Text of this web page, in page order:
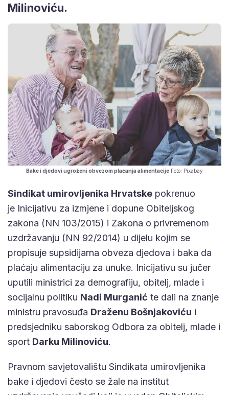
Milinoviću.
Bake i djedovi ugroženi obvezom plaćanja alimentacije Foto: Pixabay
Sindikat umirovljenika Hrvatske pokrenuo
je Inicijativu za izmjene i dopune Obiteljskog
zakona (NN 103/2015) i Zakona o privremenom
uzdržavanju (NN 92/2014) u dijelu kojim se
propisuje supsidijarna obveza djedova i baka da
plaćaju alimentaciju za unuke. Inicijativu su jučer
uputili ministrici za demografiju, obitelj, mlade i
socijalnu politiku Nadi Murganić te dali na znanje
ministru pravosuđa Draženu Bošnjakoviću i
predsjedniku saborskog Odbora za obitelj, mlade i
sport Darku Milinoviću.
Pravnom savjetovalištu Sindikata umirovljenika
bake i djedovi često se žale na institut